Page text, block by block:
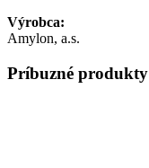
Výrobca:
Amylon, a.s.
Príbuzné produkty